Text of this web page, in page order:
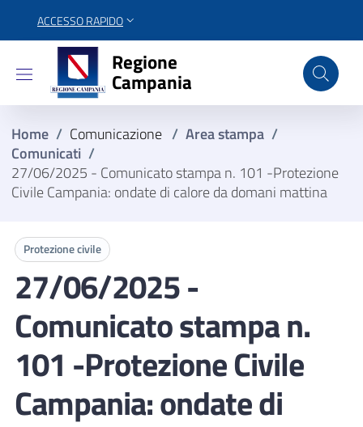
ACCESSO RAPIDO
Regione Campania
Regione
Campania
Home / Comunicazione / Area stampa /
Comunicati /
27/06/2025 - Comunicato stampa n. 101 -Protezione
Civile Campania: ondate di calore da domani mattina
Protezione civile
27/06/2025 -
Comunicato stampa n.
101 -Protezione Civile
Campania: ondate di